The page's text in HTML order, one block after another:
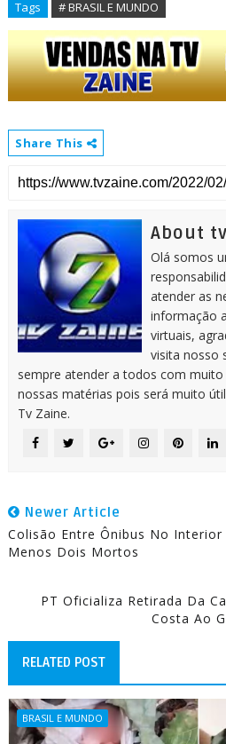
Tags # BRASIL E MUNDO
Share This
About
Olá somos
atender as
informação
virtuais,
visita nosso
sempre atender a todos com
nossas matérias pois será muito
Tv Zaine.
Newer Article
Colisão Entre Ônibus No
Menos Dois Mortos
PT Oficializa Retirada Da
Costa Ao
RELATED POST
BRASIL E MUNDO